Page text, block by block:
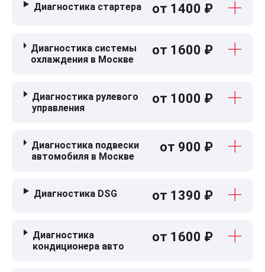
Диагностика стартера от 1400 ₽
Диагностика системы
охлаждения в Москве
от 1600 ₽
Диагностика рулевого
управления
от 1000 ₽
Диагностика подвески
автомобиля в Москве
от 900 ₽
Диагностика DSG от 1390 ₽
Диагностика
кондиционера авто
от 1600 ₽